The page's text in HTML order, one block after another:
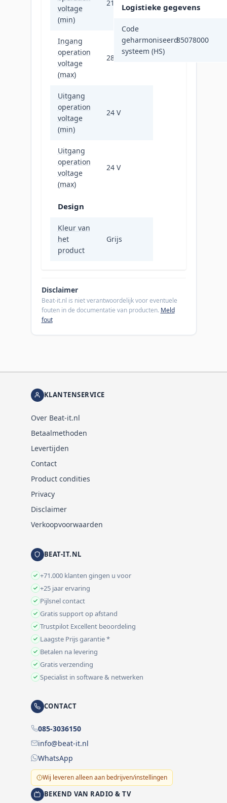
voltage
(min)
21,6 V
Ingang
operation
voltage
(max)
28,6 V
Uitgang
operation
voltage
(min)
24 V
Uitgang
operation
voltage
(max)
24 V
Design
Kleur van
het
product
Grijs
Logistieke gegevens
Code
geharmoniseerd
systeem (HS)
85078000
Disclaimer
Beat-it.nl is niet verantwoordelijk voor eventuele
fouten in de documentatie van producten. Meld
fout
KLANTENSERVICE
Over Beat-it.nl
Betaalmethoden
Levertijden
Contact
Product condities
Privacy
Disclaimer
Verkoopvoorwaarden
BEAT-IT.NL
+71.000 klanten gingen u voor
+25 jaar ervaring
Pijlsnel contact
Gratis support op afstand
Trustpilot Excellent beoordeling
Laagste Prijs garantie *
Betalen na levering
Gratis verzending
Specialist in software & netwerken
CONTACT
085-3036150
info@beat-it.nl
WhatsApp
Wij leveren alleen aan bedrijven/instellingen
BEKEND VAN RADIO & TV